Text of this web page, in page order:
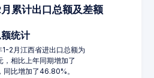
累计出口总额及差额
额统计
2月江西省进出口总额为
相比上年同期增加了
比增加了46.80%。